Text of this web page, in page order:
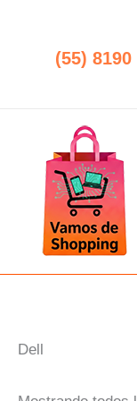
contenido
(55)
Dell